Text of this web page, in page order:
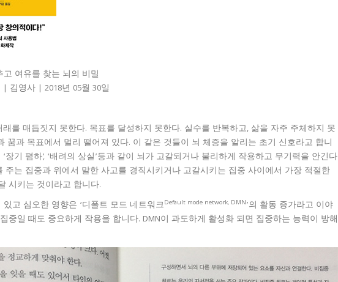
고 여유를 찾는 뇌의 비밀
김영사 | 2018년 05월 30일
를 매듭짓지 못한다. 목표를 달성하지 못한다. 실수를 반복하고, 삶을 자주 주체하지 못
꿈과 목표에서 멀리 떨어져 있다. 이 같은 것들이 뇌 체증을 알리는 초기 신호라고 합니
장기 폄하’, ‘배려의 상실’등과 같이 뇌가 고갈되거나 불리하게 작용하고 무기력을 안긴다
주는 집중과 위에서 말한 사고를 경직시키거나 고갈시키는 집중 사이에서 가장 적절한
시키는 것이라고 합니다.
고 심오한 영향은 ‘디폴트 모드 네트워크Default mode network, DMN’의 활동 증가라고 이야
중일 때도 중요하게 작용을 합니다. DMN이 과도하게 활성화 되면 집중하는 능력이 방해